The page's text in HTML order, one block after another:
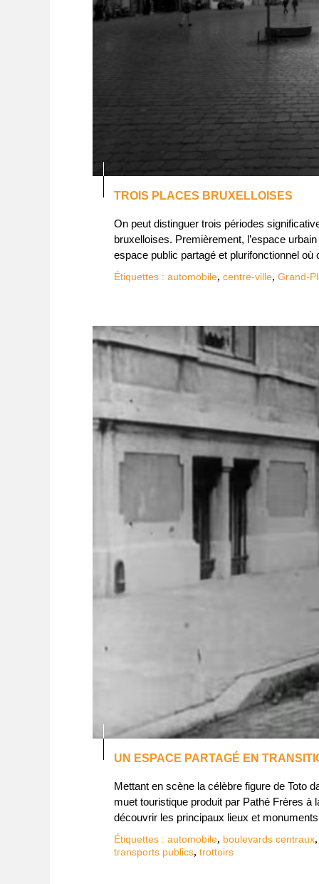
TROIS PLACES BRUXELLOISES
On peut distinguer trois périodes
bruxelloises. Premièrement, l’espace
espace public partagé et plurifonctionnel
Étiquettes : automobile, centre-ville, Grand-
UN ESPACE PARTAGÉ EN
Mettant en scène la célèbre figure de Toto
muet touristique produit par Pathé Frères à
découvrir les principaux lieux et
Étiquettes : automobile, boulevards centraux
transports publics, trottoirs